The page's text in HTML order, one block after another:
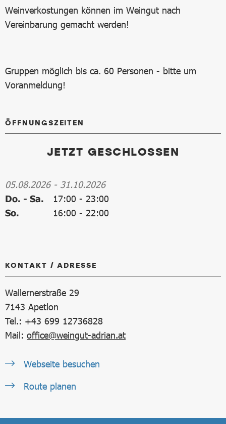
Weinverkostungen können im Weingut nach
Vereinbarung gemacht werden!
Gruppen möglich bis ca. 60 Personen - bitte um
Voranmeldung!
ÖFFNUNGSZEITEN
JETZT GESCHLOSSEN
05.08.2026- 31.10.2026
Do. - Sa.
17:00 - 23:00
So.
16:00 - 22:00
KONTAKT / ADRESSE
Wallernerstraße 29
7143 Apetlon
Tel.: +43 699 12736828
Mail: office@weingut-adrian.at
Webseite besuchen
Route planen